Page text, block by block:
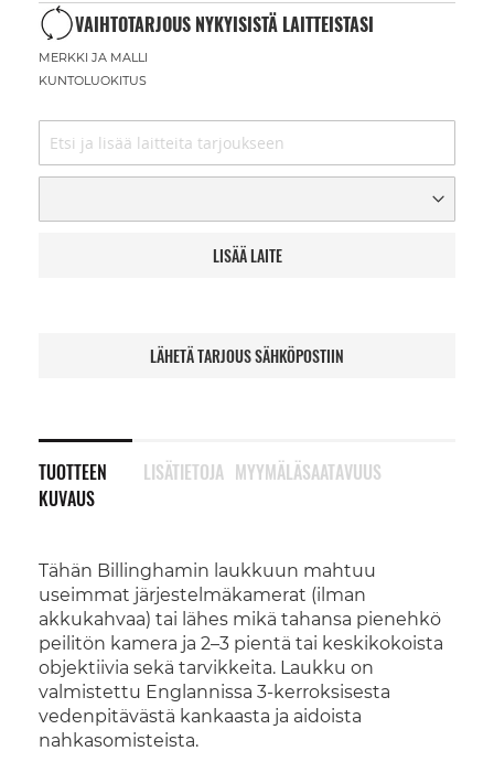
VAIHTOTARJOUS NYKYISISTÄ LAITTEISTASI
MERKKI JA MALLI
KUNTOLUOKITUS
LISÄÄ LAITE
LÄHETÄ TARJOUS SÄHKÖPOSTIIN
TUOTTEEN
KUVAUS
Tähän Billinghamin laukkuun mahtuu
useimmat järjestelmäkamerat (ilman
akkukahvaa) tai lähes mikä tahansa pienehkö
peilitön kamera ja 2–3 pientä tai keskikokoista
objektiivia sekä tarvikkeita. Laukku on
valmistettu Englannissa 3-kerroksisesta
vedenpitävästä kankaasta ja aidoista
nahkasomisteista.
LISÄTIETOJA MYYMÄLÄSAATAVUUS